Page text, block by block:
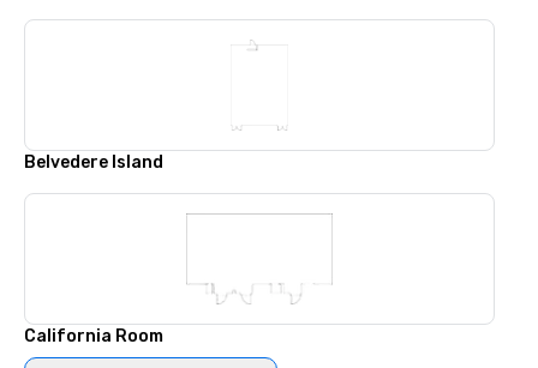
Belvedere Island
California Room